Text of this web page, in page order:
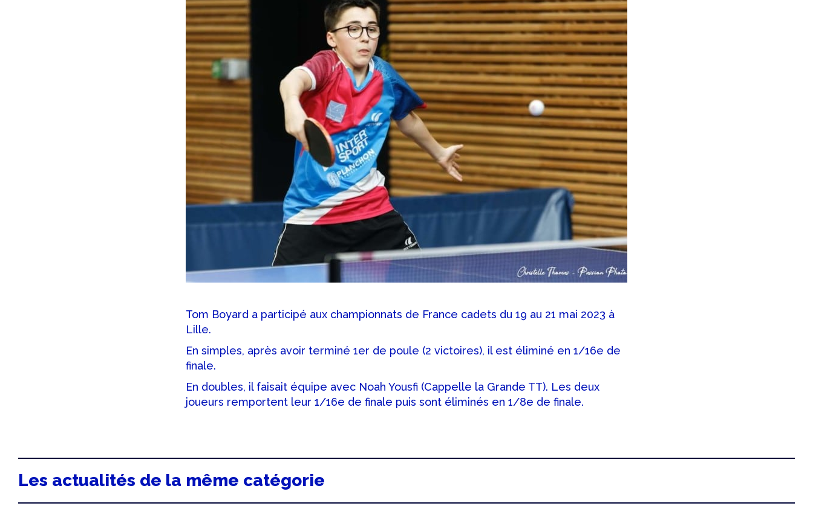
Tom Boyard a participé aux championnats de France cadets du 19 au 21 mai 2023 à
Lille.
En simples, après avoir terminé 1er de poule (2 victoires), il est éliminé en 1/16e de
finale.
En doubles, il faisait équipe avec Noah Yousfi (Cappelle la Grande TT). Les deux
joueurs remportent leur 1/16e de finale puis sont éliminés en 1/8e de finale.
Les actualités de la même catégorie